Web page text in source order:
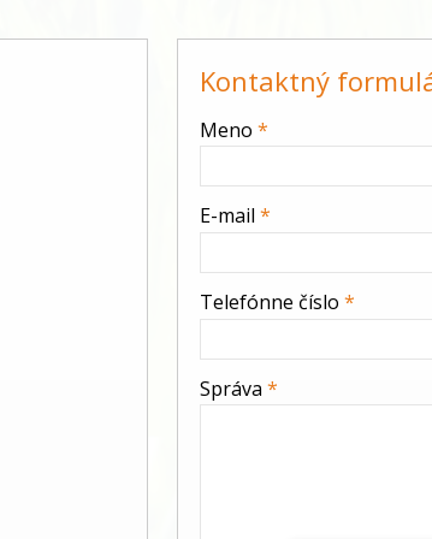
Kontaktný
-
Meno *
E-mail *
Telefónne číslo *
Správa *